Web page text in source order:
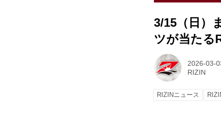
3/15（日）
ツが当たる
2026-03-
RIZIN
RIZINニュース